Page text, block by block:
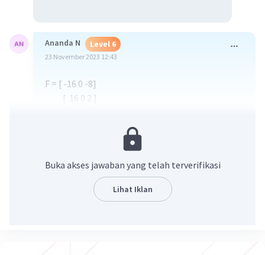
Ananda N Level 6
23 November 2023 12:43
F = [ -16 0 -8]
[ 16 0 2 ]
Buka akses jawaban yang telah terverifikasi
Lihat Iklan